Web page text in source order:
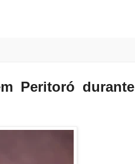
Peritoró durante